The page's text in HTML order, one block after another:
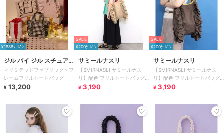
¥1888ｸｰﾎﾟﾝ
ジル バイ ジル スチュアー
ト＜リミテッドファブリック＞フ
レームフリルトートバッグ
¥ 13,200
SALE
¥200ｸｰﾎﾟﾝ
サミールナスリ
【SMIRNASLI サミールナス
リ】配色 フリルトートバッグ
A4対応
¥ 3,190
SALE
¥200ｸｰﾎﾟﾝ
サミールナスリ
【SMIRNASLI サミールナス
リ】配色 フリルトートバッグ
A4対応
¥ 3,190